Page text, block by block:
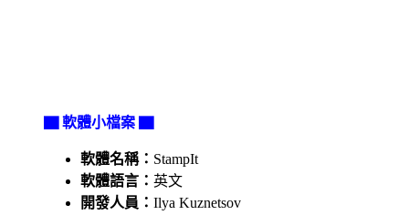
▇ 軟體小檔案 ▇
軟體名稱： StampIt
軟體語言： 英文
開發人員： Ilya Kuznetsov